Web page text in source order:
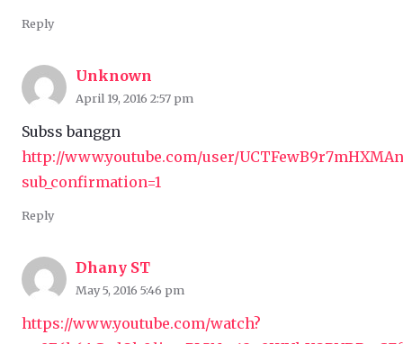
Reply
Unknown
April 19, 2016 2:57 pm
Subss banggn
http://www.youtube.com/user/
sub_confirmation=1
Reply
Dhany ST
May 5, 2016 5:46 pm
https://www.youtube.com/watch?